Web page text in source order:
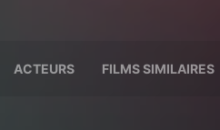
ACTEURS FILMS SIMILAIRES